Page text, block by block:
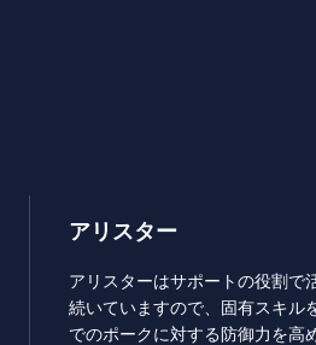
アリスター
アリスターはサポートの役割で
続いていますので、固有スキル
でのポークに対する防御力を高